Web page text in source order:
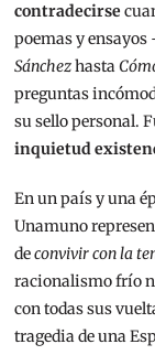
contradecirse
poemas y ensayos
Sánchezhasta
preguntas
su sello personal.
inquietud
En un país y una
Unamuno
deconvivir con la
racionalismo frío
con todas sus
tragedia de una